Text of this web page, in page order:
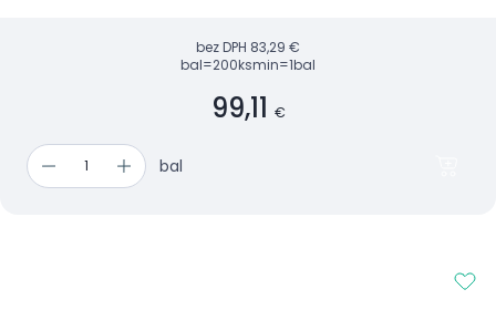
bez DPH 83,29 €
bal=200ksmin=1bal
99,11 €
bal